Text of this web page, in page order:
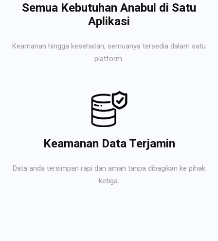
Semua Kebutuhan Anabul di Satu
Aplikasi
Keamanan hingga kesehatan, semuanya tersedia dalam satu
platform.
Keamanan Data Terjamin
Data anda tersimpan rapi dan aman tanpa dibagikan ke pihak
ketiga.